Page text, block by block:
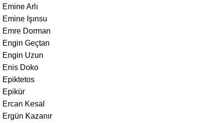
Emine Arlı
Emine Işınsu
Emre Dorman
Engin Geçtan
Engin Uzun
Enis Doko
Epiktetos
Epikür
Ercan Kesal
Ergün Kazanır